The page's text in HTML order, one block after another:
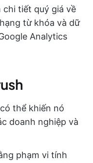
tiết quý giá về
từ khóa và dữ
Analytics
thể khiến nó
doanh nghiệp và
phạm vi tính